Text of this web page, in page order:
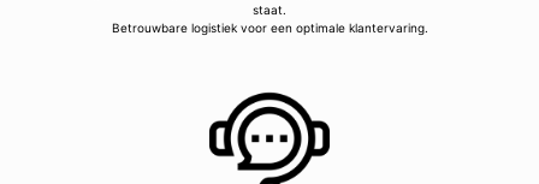
staat.
Betrouwbare logistiek voor een optimale klantervaring.